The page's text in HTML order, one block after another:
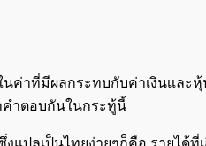
ค่าที่มีผลกระทบกับค่าเงินเเละ
คำตอบกันในกระทู้นี้
แปลเป็นไทยง่ายๆก็คือ รายได้